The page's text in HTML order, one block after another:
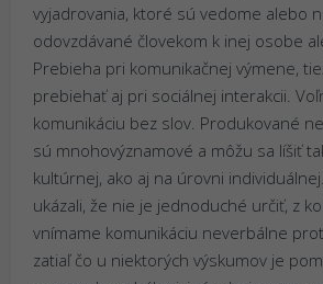
vyjadrovania, ktoré sú vedome alebo
odovzdávané človekom k inej osobe
Prebieha pri komunikačnej výmene,
prebiehať aj pri sociálnej interakcii.
komunikáciu bez slov. Produkované
sú mnohovýznamové a môžu sa líšiť
kultúrnej, ako aj na úrovni
ukázali, že nie je jednoduché určiť, z
vnímame komunikáciu neverbálne
zatiaľ čo u niektorých výskumov je